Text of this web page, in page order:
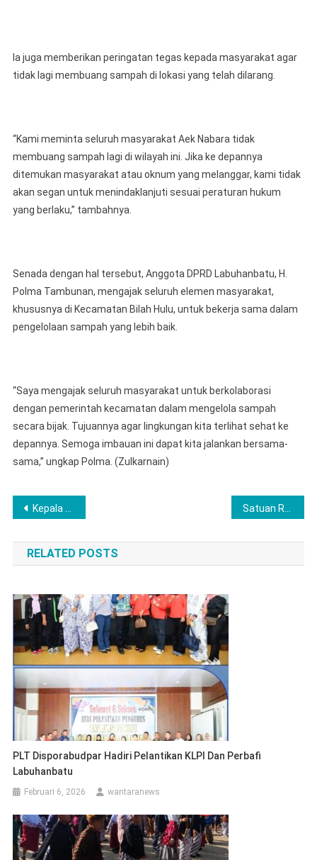
Ia juga memberikan peringatan tegas kepada masyarakat agar
tidak lagi membuang sampah di lokasi yang telah dilarang.
“Kami meminta seluruh masyarakat Aek Nabara tidak
membuang sampah lagi di wilayah ini. Jika ke depannya
ditemukan masyarakat atau oknum yang melanggar, kami tidak
akan segan untuk menindaklanjuti sesuai peraturan hukum
yang berlaku,” tambahnya.
Senada dengan hal tersebut, Anggota DPRD Labuhanbatu, H.
Polma Tambunan, mengajak seluruh elemen masyarakat,
khususnya di Kecamatan Bilah Hulu, untuk bekerja sama dalam
pengelolaan sampah yang lebih baik.
“Saya mengajak seluruh masyarakat untuk berkolaborasi
dengan pemerintah kecamatan dalam mengelola sampah
secara bijak. Tujuannya agar lingkungan kita terlihat sehat ke
depannya. Semoga imbauan ini dapat kita jalankan bersama-
sama,” ungkap Polma. (Zulkarnain)
Navigasi
pos
Kepala Desa Boda boda Membuka Dengan Resmi Musrenbang Tingkat Desa Tahun 2027
RELATED POSTS
PLT Disporabudpar Hadiri Pelantikan KLPI Dan Perbafi
Labuhanbatu
Februari 6, 2026 wantaranews